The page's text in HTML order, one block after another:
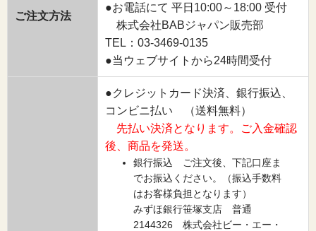
ご注文方法
●お電話にて 平日10:00～18:00 受付
株式会社BABジャパン販売部
TEL：03-3469-0135
●当ウェブサイトから24時間受付
●クレジットカード決済、銀行振込、
コンビニ払い （送料無料）
先払い決済となります。ご入金確認
後、商品を発送。
銀行振込 ご注文後、下記口座ま
でお振込ください。（振込手数料
はお客様負担となります）
みずほ銀行笹塚支店 普通
2144326 株式会社ビー・エー・